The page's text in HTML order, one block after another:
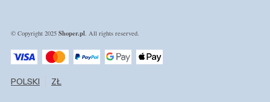
© Copyright 2025 Shoper.pl. All rights reserved.
POLSKI ZŁ